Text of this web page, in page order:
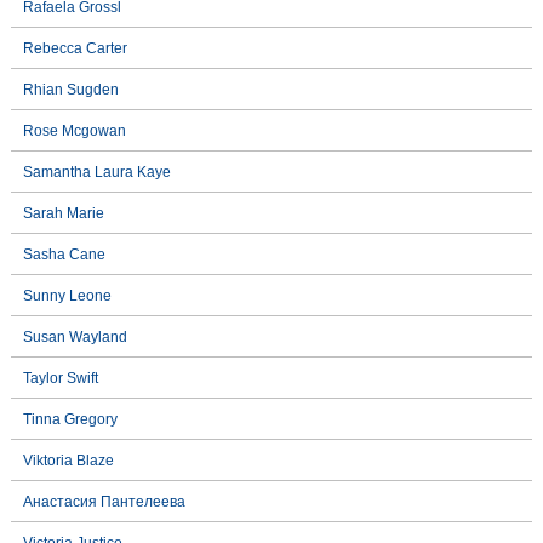
Rafaela Grossl
Rebecca Carter
Rhian Sugden
Rose Mcgowan
Samantha Laura Kaye
Sarah Marie
Sasha Cane
Sunny Leone
Susan Wayland
Taylor Swift
Tinna Gregory
Viktoria Blaze
Анастасия Пантелеева